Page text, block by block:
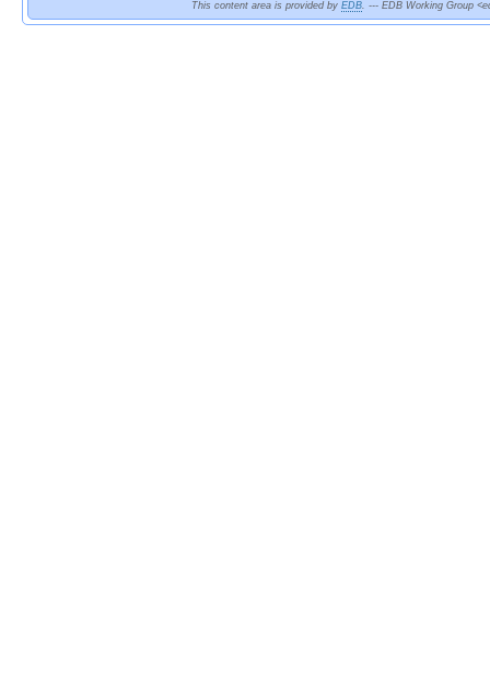
This content area is provided by EDB. --- EDB Working Group